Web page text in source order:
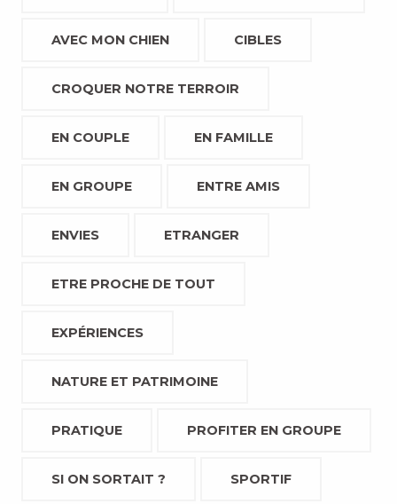
AVEC MON CHIEN CIBLES
CROQUER NOTRE TERROIR
EN COUPLE EN FAMILLE
EN GROUPE ENTRE AMIS
ENVIES ETRANGER
ETRE PROCHE DE TOUT
EXPÉRIENCES
NATURE ET PATRIMOINE
PRATIQUE PROFITER EN GROUPE
SI ON SORTAIT ? SPORTIF